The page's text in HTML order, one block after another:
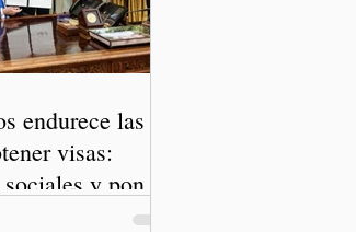
endurece las
visas:
y pone
de Nacimiento